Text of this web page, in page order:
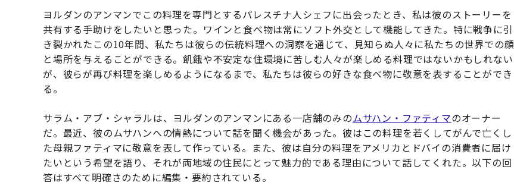
ヨルダンのアンマンでこの料理を専門とするパレスチナ人シェフに出会ったとき、私は彼のストーリーを
共有する手助けをしたいと思った。ワインと食べ物は常にソフト外交として機能してきた。特に戦争に引
き裂かれたこの10年間、私たちは彼らの伝統料理への洞察を通じて、見知らぬ人々に私たちの世界での顔
と場所を与えることができる。飢餓や不安定な住環境に苦しむ人々が楽しめる料理ではないかもしれない
が、彼らが再び料理を楽しめるようになるまで、私たちは彼らの好きな食べ物に敬意を表することができ
る。
サラム・アブ・シャラルは、ヨルダンのアンマンにある一店舗のみのムサハン・ファティマのオーナー
だ。最近、彼のムサハンへの情熱について話を聞く機会があった。彼はこの料理を若くしてがんで亡くし
た母親ファティマに敬意を表して作っている。また、彼は自分の料理をアメリカとドバイの消費者に届け
たいという希望を語り、それが両地域の住民にとって魅力的である理由について話してくれた。以下の回
答はすべて明確さのために編集・要約されている。